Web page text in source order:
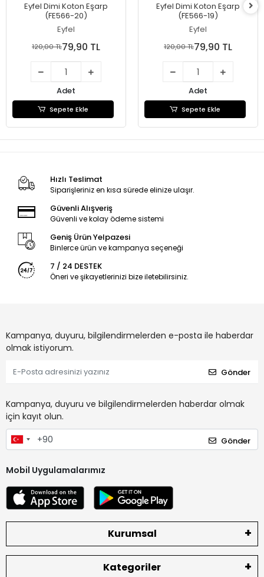
Eyfel Dimi Koton Eşarp
(FE566-20)
Eyfel
120,00 TL79,90 TL
Adet
Sepete Ekle
Eyfel Dimi Koton Eşarp
(FE566-19)
Eyfel
120,00 TL79,90 TL
Adet
Sepete Ekle
Hızlı Teslimat
Siparişleriniz en kısa sürede elinize ulaşır.
Güvenli Alışveriş
Güvenli ve kolay ödeme sistemi
Geniş Ürün Yelpazesi
Binlerce ürün ve kampanya seçeneği
7 / 24 DESTEK
Öneri ve şikayetlerinizi bize iletebilirsiniz.
Kampanya, duyuru, bilgilendirmelerden e-posta ile haberdar
olmak istiyorum.
Gönder
Kampanya, duyuru ve bilgilendirmelerden haberdar olmak
için kayıt olun.
Gönder
Mobil Uygulamalarımız
Kurumsal
Kategoriler